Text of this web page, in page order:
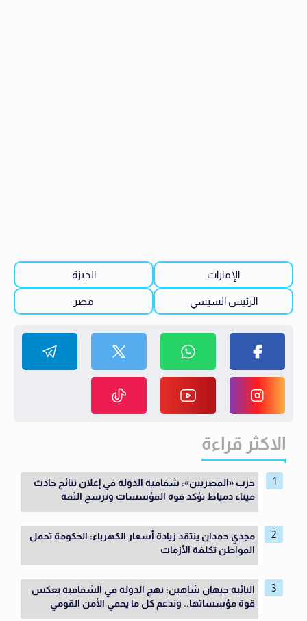
الإمارات الجيزة
الرئيس السيسي مصر
الاكثر قراءة
حزب «المصريين»: شفافية الدولة في إعلان نتائج حادث
ميناء دمياط تؤكد قوة المؤسسات وترسخ الثقة
مجدي حمدان ينتقد زيادة أسعار الكهرباء: الحكومة تحمل
المواطن تكلفة الأزمات
النائبة جيهان شاهين: نهج الدولة في الشفافية يعكس
قوة مؤسساتها.. وندعم كل ما يحمي الأمن القومي